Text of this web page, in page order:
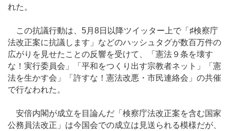
れた。
この抗議行動は、5月8日以降ツイッター上で「♯検察庁
法改正案に抗議します」などのハッシュタグが数百万件の
広がりを見せたことの反響を受けて、「憲法９条を壊す
な！実行委員会」「平和をつくり出す宗教者ネット」「憲
法を生かす会」「許すな！憲法改悪・市民連絡会」の共催
で行なわれた。
安倍内閣が成立を目論んだ「検察庁法改正案を含む国家
公務員法改正」は今国会での成立は見送られる模様だが、